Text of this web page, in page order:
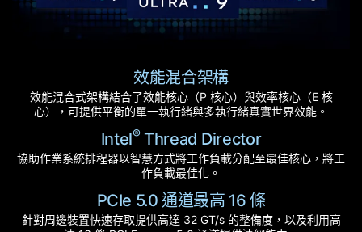
效能混合架構
效能混合式架構結合了效能核心（P 核心）與效率核心（E 核
心），可提供平衡的單一執行緒與多執行緒真實世界效能。
Intel®Thread Director
協助作業系統排程器以智慧方式將工作負載分配至最佳核心，將工
作負載最佳化。
PCIe 5.0 通道最高 16 條
針對周邊裝置快速存取提供高達 32 GT/s 的整備度，以及利用高